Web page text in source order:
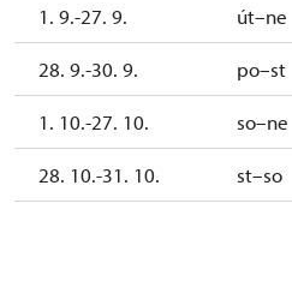
1. 9.-27. 9. út–ne
28. 9.-30. 9. po–st
1. 10.-27. 10. so–ne
28. 10.-31. 10. st–so